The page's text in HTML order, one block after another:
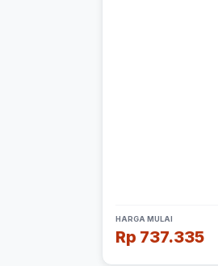
HARGA MULAI
Rp 737.335